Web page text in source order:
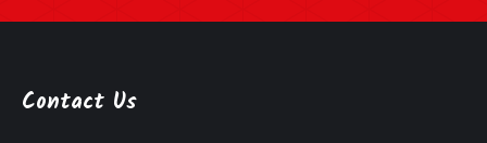
Contact Us